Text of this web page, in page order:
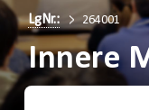
LgNr.: 264001
Innere